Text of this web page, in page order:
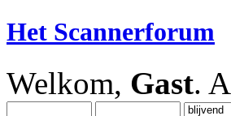
Het Scannerforum
Welkom, Gast.